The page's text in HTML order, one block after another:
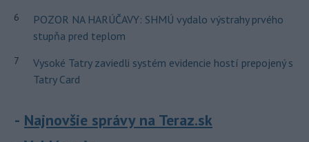
6
POZOR NA HARÚČAVY: SHMÚ vydalo výstrahy prvého
stupňa pred teplom
7
Vysoké Tatry zaviedli systém evidencie hostí prepojený s
Tatry Card
Najnovšie správy na Teraz.sk